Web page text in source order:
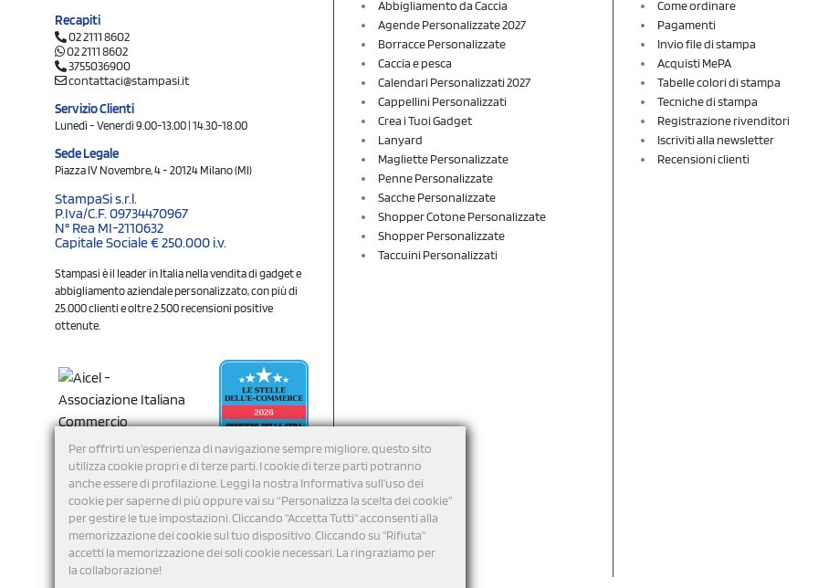
Per offrirti un'esperienza di navigazione sempre migliore, questo sito
utilizza cookie propri e di terze parti. I cookie di terze parti potranno
anche essere di profilazione. Leggi la nostra Informativa sull’uso dei
cookie per saperne di più oppure vai su “Personalizza la scelta dei cookie”
per gestire le tue impostazioni. Cliccando "Accetta Tutti" acconsenti alla
memorizzazione dei cookie sul tuo dispositivo. Cliccando su "Rifiuta"
accetti la memorizzazione dei soli cookie necessari. La ringraziamo per
la collaborazione!
Recapiti
02 2111 8602
02 2111 8602
3755036900
contattaci@stampasi.it
Servizio Clienti
Lunedì - Venerdì 9.00-13.00 | 14.30-18.00
Sede Legale
Piazza IV Novembre, 4 - 20124 Milano (MI)
StampaSi s.r.l.
P.Iva/C.F. 09734470967
N° Rea MI-2110632
Capitale Sociale € 250.000 i.v.
Stampasi è il leader in Italia nella vendita di gadget e
abbigliamento aziendale personalizzato, con più di
25.000 clienti e oltre 2.500 recensioni positive
ottenute.
Seguici
Abbigliamento da Caccia
Agende Personalizzate 2027
Borracce Personalizzate
Caccia e pesca
Calendari Personalizzati 2027
Cappellini Personalizzati
Crea i Tuoi Gadget
Lanyard
Magliette Personalizzate
Penne Personalizzate
Sacche Personalizzate
Shopper Cotone Personalizzate
Shopper Personalizzate
Taccuini Personalizzati
Come ordinare
Pagamenti
Invio file di stampa
Acquisti MePA
Tabelle colori di stampa
Tecniche di stampa
Registrazione rivenditori
Iscriviti alla newsletter
Recensioni clienti